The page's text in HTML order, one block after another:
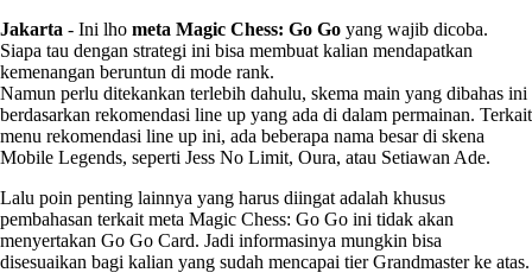
Jakarta - Ini lho meta Magic Chess: Go Go yang wajib dicoba.
Siapa tau dengan strategi ini bisa membuat kalian mendapatkan
kemenangan beruntun di mode rank.
Namun perlu ditekankan terlebih dahulu, skema main yang dibahas ini
berdasarkan rekomendasi line up yang ada di dalam permainan. Terkait
menu rekomendasi line up ini, ada beberapa nama besar di skena
Mobile Legends, seperti Jess No Limit, Oura, atau Setiawan Ade.
Lalu poin penting lainnya yang harus diingat adalah khusus
pembahasan terkait meta Magic Chess: Go Go ini tidak akan
menyertakan Go Go Card. Jadi informasinya mungkin bisa
disesuaikan bagi kalian yang sudah mencapai tier Grandmaster ke atas.